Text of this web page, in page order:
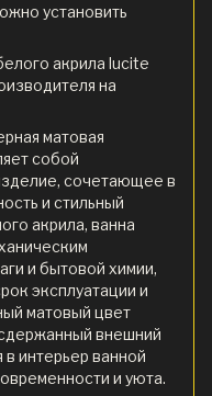
установить
акрила lucite
на
матовая
собой
сочетающее в
и стильный
акрила, ванна
и бытовой химии,
эксплуатации и
матовый цвет
внешний
интерьер ванной
и уюта.